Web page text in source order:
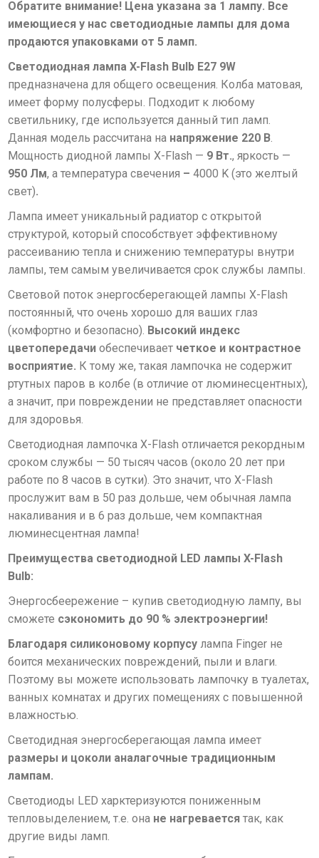
Обратите внимание! Цена указана за 1 лампу. Все
имеющиеся у нас светодиодные лампы для дома
продаются упаковками от 5 ламп.
Светодиодная лампа X-Flash Bulb E27 9W
предназначена для общего освещения. Колба матовая,
имеет форму полусферы. Подходит к любому
светильнику, где используется данный тип ламп.
Данная модель рассчитана на напряжение 220 В.
Мощность диодной лампы X-Flash — 9 Вт., яркость —
950 Лм, а температура свечения – 4000 K (это желтый
свет).
Лампа имеет уникальный радиатор с открытой
структурой, который способствует эффективному
рассеиванию тепла и снижению температуры внутри
лампы, тем самым увеличивается срок службы лампы.
Световой поток энергосберегающей лампы X-Flash
постоянный, что очень хорошо для ваших глаз
(комфортно и безопасно). Высокий индекс
цветопередачиобеспечивает четкое и контрастное
восприятие. К тому же, такая лампочка не содержит
ртутных паров в колбе (в отличие от люминесцентных),
а значит, при повреждении не представляет опасности
для здоровья.
Cветодиодная лампочка X-Flash отличаетсярекордным
сроком службы — 50 тысяч часов (около 20 лет при
работе по 8 часов в сутки). Это значит, что X-Flash
прослужит вам в 50 раз дольше, чем обычная лампа
накаливания и в 6 раз дольше, чем компактная
люминесцентная лампа!
Преимущества cветодиодной LED лампы X-Flash
Bulb:
Энергосбеережение – купив светодиодную лампу, вы
сможете сэкономить до 90 % электроэнергии!
Благодаря силиконовому корпусу лампа Finger не
боится механических повреждений, пыли и влаги.
Поэтому вы можете использовать лампочку в туалетах,
ванных комнатах и других помещениях с повышенной
влажностью.
Светодидная энергосберегающая лампа имеет
размеры и цоколи аналагочные традиционным
лампам.
Светодиоды LED харктеризуются пониженным
тепловыделением, т.е. она не нагревается так, как
другие виды ламп.